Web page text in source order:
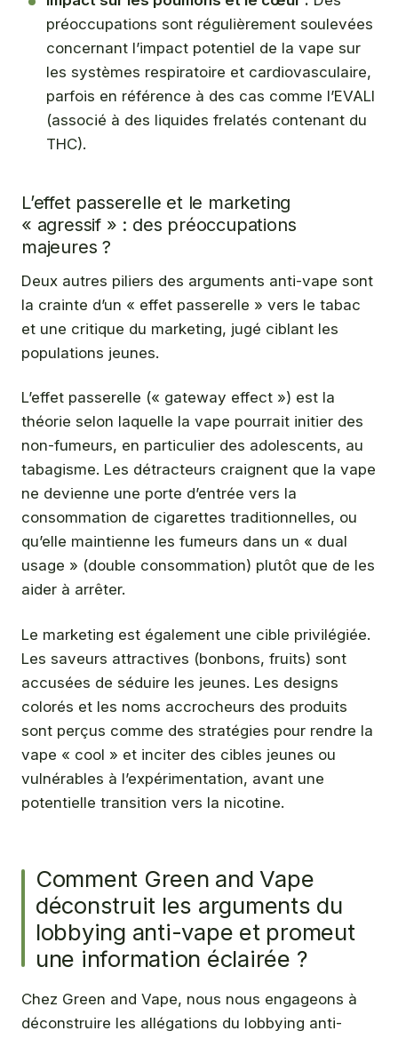
préoccupations sont régulièrement soulevées
concernant l’impact potentiel de la vape sur
les systèmes respiratoire et cardiovasculaire,
parfois en référence à des cas comme l’EVALI
(associé à des liquides frelatés contenant du
THC).
L’effet passerelle et le marketing
« agressif » : des préoccupations
majeures ?
Deux autres piliers des arguments anti-vape sont
la crainte d’un « effet passerelle » vers le tabac
et une critique du marketing, jugé ciblant les
populations jeunes.
L’effet passerelle (« gateway effect ») est la
théorie selon laquelle la vape pourrait initier des
non-fumeurs, en particulier des adolescents, au
tabagisme. Les détracteurs craignent que la vape
ne devienne une porte d’entrée vers la
consommation de cigarettes traditionnelles, ou
qu’elle maintienne les fumeurs dans un « dual
usage » (double consommation) plutôt que de les
aider à arrêter.
Le marketing est également une cible privilégiée.
Les saveurs attractives (bonbons, fruits) sont
accusées de séduire les jeunes. Les designs
colorés et les noms accrocheurs des produits
sont perçus comme des stratégies pour rendre la
vape « cool » et inciter des cibles jeunes ou
vulnérables à l’expérimentation, avant une
potentielle transition vers la nicotine.
Comment Green and Vape
déconstruit les arguments du
lobbying anti-vape et promeut
une information éclairée ?
Chez Green and Vape, nous nous engageons à
déconstruire les allégations du lobbying anti-